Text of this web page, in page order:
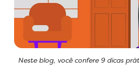
Neste blog, você confere 9 dicas